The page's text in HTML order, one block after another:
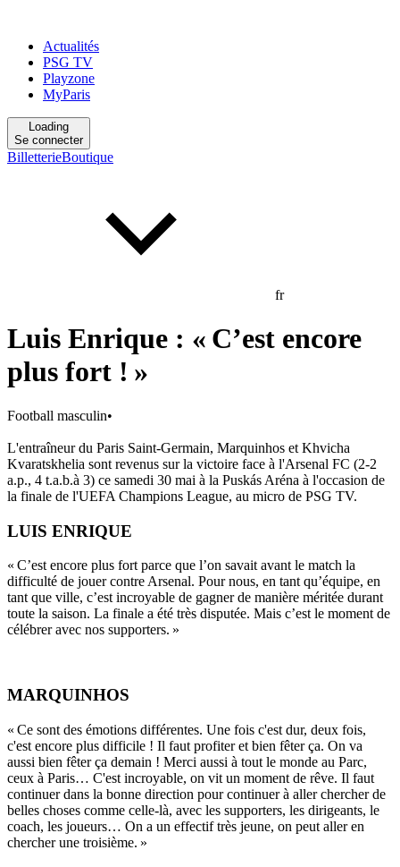
Actualités
PSG TV
Playzone
MyParis
Loading
Se connecter
BilletterieBoutique
fr
Luis Enrique : « C’est encore
plus fort ! »
Football masculin•
L'entraîneur du Paris Saint-Germain, Marquinhos et Khvicha
Kvaratskhelia sont revenus sur la victoire face à l'Arsenal FC (2-2
a.p., 4 t.a.b.à 3) ce samedi 30 mai à la Puskás Aréna à l'occasion de
la finale de l'UEFA Champions League, au micro de PSG TV.
LUIS ENRIQUE
« C’est encore plus fort parce que l’on savait avant le match la
difficulté de jouer contre Arsenal. Pour nous, en tant qu’équipe, en
tant que ville, c’est incroyable de gagner de manière méritée durant
toute la saison. La finale a été très disputée. Mais c’est le moment de
célébrer avec nos supporters. »
MARQUINHOS
« Ce sont des émotions différentes. Une fois c'est dur, deux fois,
c'est encore plus difficile ! Il faut profiter et bien fêter ça. On va
aussi bien fêter ça demain ! Merci aussi à tout le monde au Parc,
ceux à Paris… C'est incroyable, on vit un moment de rêve. Il faut
continuer dans la bonne direction pour continuer à aller chercher de
belles choses comme celle-là, avec les supporters, les dirigeants, le
coach, les joueurs… On a un effectif très jeune, on peut aller en
chercher une troisième. »